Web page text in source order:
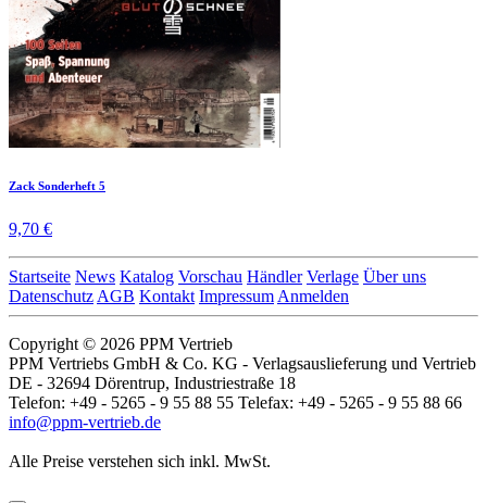
Zack Sonderheft 5
9,70 €
Startseite News Katalog Vorschau Händler Verlage Über uns
Datenschutz AGB Kontakt Impressum Anmelden
Copyright © 2026 PPM Vertrieb
PPM Vertriebs GmbH & Co. KG - Verlagsauslieferung und Vertrieb
DE - 32694 Dörentrup, Industriestraße 18
Telefon: +49 - 5265 - 9 55 88 55 Telefax: +49 - 5265 - 9 55 88 66
info@ppm-vertrieb.de
Alle Preise verstehen sich inkl. MwSt.